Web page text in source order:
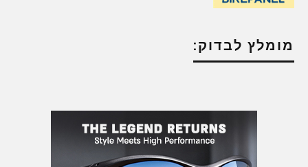
מומלץ לבדוק: